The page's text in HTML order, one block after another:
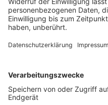
November
9. November:
21.–24. November:
Dezember
2. Dezember:Erste